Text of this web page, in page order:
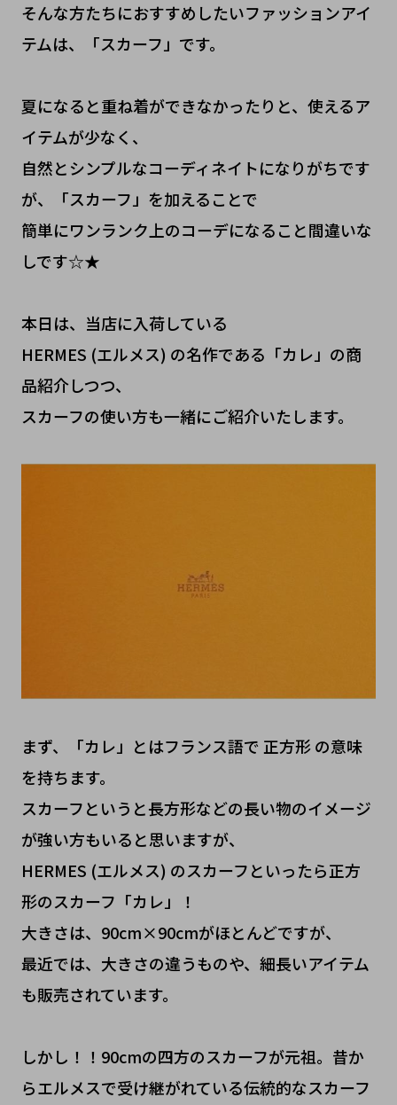
そんな方たちにおすすめしたいファッションアイ
テムは、「スカーフ」です。
夏になると重ね着ができなかったりと、使えるア
イテムが少なく、
自然とシンプルなコーディネイトになりがちです
が、「スカーフ」を加えることで
簡単にワンランク上のコーデになること間違いな
しです☆★
本日は、当店に入荷している
HERMES (エルメス) の名作である「カレ」の商
品紹介しつつ、
スカーフの使い方も一緒にご紹介いたします。
まず、「カレ」とはフランス語で 正方形 の意味
を持ちます。
スカーフというと長方形などの長い物のイメージ
が強い方もいると思いますが、
HERMES (エルメス) のスカーフといったら正方
形のスカーフ「カレ」！
大きさは、90cm×90cmがほとんどですが、
最近では、大きさの違うものや、細長いアイテム
も販売されています。
しかし！！90cmの四方のスカーフが元祖。昔か
らエルメスで受け継がれている伝統的なスカーフ